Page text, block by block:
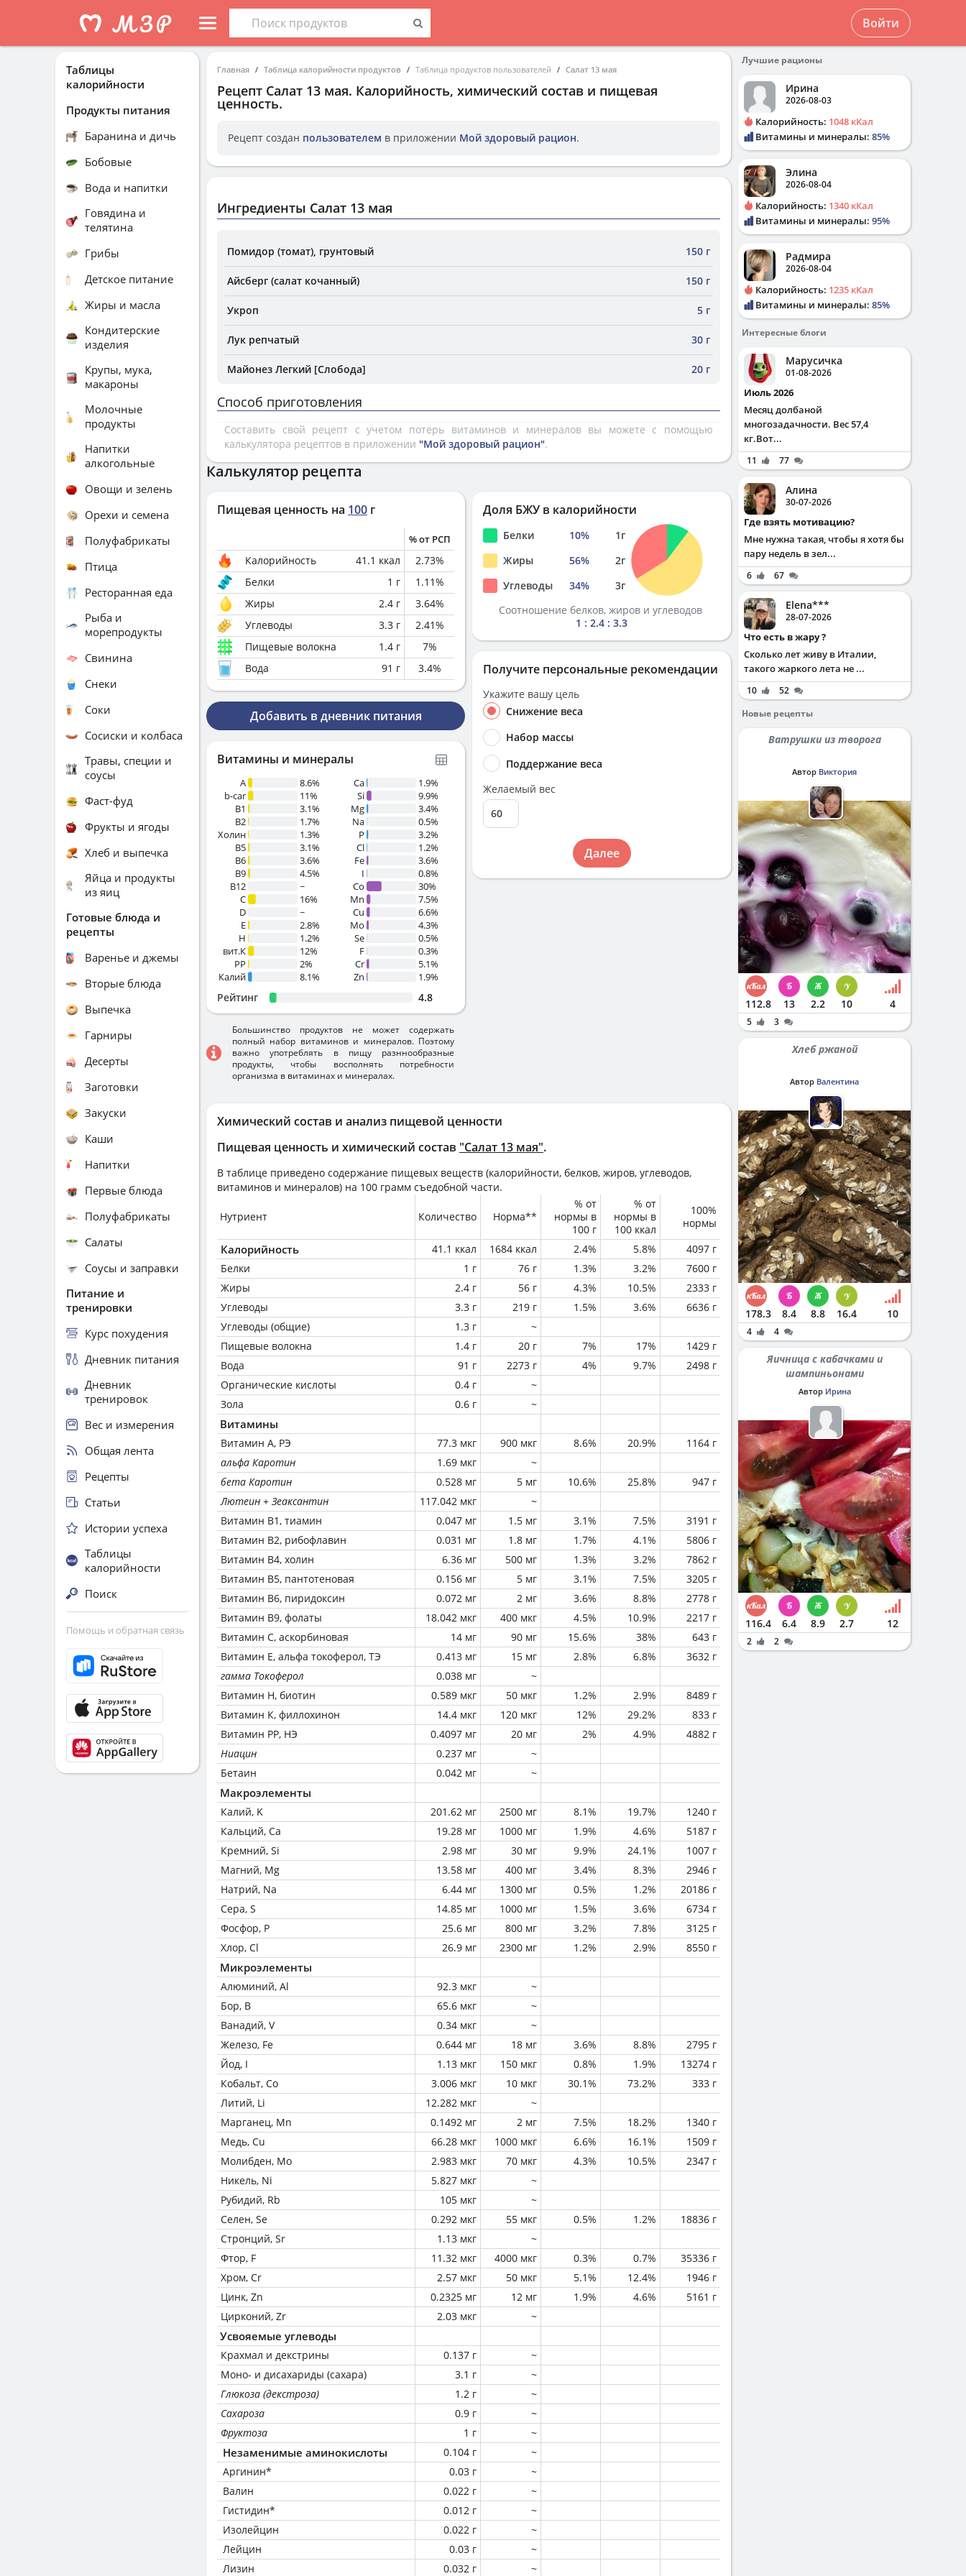
Войти
Главная Таблица калорийности продуктов Таблица продуктов пользователей Салат 13 мая
Рецепт Салат 13 мая. Калорийность, химический состав и пищевая
ценность.
Рецепт создан пользователем в приложении Мой здоровый рацион.
Ингредиенты Салат 13 мая
Помидор (томат), грунтовый 150 г
Айсберг (салат кочанный) 150 г
Укроп 5 г
Лук репчатый 30 г
Майонез Легкий [Слобода] 20 г
Способ приготовления
Составить свой рецепт с учетом потерь витаминов и минералов вы можете с помощью
калькулятора рецептов в приложении "Мой здоровый рацион".
Химический состав и анализ пищевой ценности
Пищевая ценность и химический состав "Салат 13 мая".
В таблице приведено содержание пищевых веществ (калорийности, белков, жиров, углеводов,
витаминов и минералов) на 100 грамм съедобной части.
Нутриент Количество Норма**
% от
нормы в
100 г
% от
нормы в
100 ккал
100%
нормы
Калорийность 41.1 ккал 1684 ккал 2.4% 5.8%
4097 г
Белки
1 г 76 г 1.3% 3.2%
7600 г
Жиры
2.4 г 56 г 4.3% 10.5%
2333 г
Углеводы
3.3 г 219 г 1.5% 3.6%
6636 г
Углеводы (общие)
1.3 г
~
Пищевые волокна
1.4 г 20 г 7% 17%
1429 г
Вода
91 г 2273 г 4% 9.7%
2498 г
Органические кислоты
0.4 г
~
Зола
0.6 г ~
Витамины
Витамин А, РЭ 77.3 мкг 900 мкг 8.6% 20.9%
1164 г
альфа Каротин
1.69 мкг
~
бета Каротин
0.528 мг 5 мг 10.6% 25.8%
947 г
Лютеин + Зеаксантин
117.042 мкг
~
Витамин В1, тиамин
0.047 мг 1.5 мг 3.1% 7.5%
3191 г
Витамин В2, рибофлавин
0.031 мг 1.8 мг 1.7% 4.1%
5806 г
Витамин В4, холин
6.36 мг 500 мг 1.3% 3.2%
7862 г
Витамин В5, пантотеновая
0.156 мг 5 мг 3.1% 7.5%
3205 г
Витамин В6, пиридоксин
0.072 мг 2 мг 3.6% 8.8%
2778 г
Витамин В9, фолаты
18.042 мкг 400 мкг 4.5% 10.9%
2217 г
Витамин C, аскорбиновая
14 мг 90 мг 15.6% 38%
643 г
Витамин Е, альфа токоферол, ТЭ
0.413 мг 15 мг 2.8% 6.8%
3632 г
гамма Токоферол
0.038 мг
~
Витамин Н, биотин
0.589 мкг 50 мкг 1.2% 2.9%
8489 г
Витамин К, филлохинон
14.4 мкг 120 мкг 12% 29.2%
833 г
Витамин РР, НЭ
0.4097 мг 20 мг 2% 4.9%
4882 г
Ниацин
0.237 мг
~
Бетаин
0.042 мг ~
Макроэлементы
Калий, K 201.62 мг 2500 мг 8.1% 19.7%
1240 г
Кальций, Ca
19.28 мг 1000 мг 1.9% 4.6%
5187 г
Кремний, Si
2.98 мг 30 мг 9.9% 24.1%
1007 г
Магний, Mg
13.58 мг 400 мг 3.4% 8.3%
2946 г
Натрий, Na
6.44 мг 1300 мг 0.5% 1.2%
20186 г
Сера, S
14.85 мг 1000 мг 1.5% 3.6%
6734 г
Фосфор, P
25.6 мг 800 мг 3.2% 7.8%
3125 г
Хлор, Cl
26.9 мг 2300 мг 1.2% 2.9% 8550 г
Микроэлементы
Алюминий, Al 92.3 мкг
~
Бор, B
65.6 мкг
~
Ванадий, V
0.34 мкг
~
Железо, Fe
0.644 мг 18 мг 3.6% 8.8%
2795 г
Йод, I
1.13 мкг 150 мкг 0.8% 1.9%
13274 г
Кобальт, Co
3.006 мкг 10 мкг 30.1% 73.2%
333 г
Литий, Li
12.282 мкг
~
Марганец, Mn
0.1492 мг 2 мг 7.5% 18.2%
1340 г
Медь, Cu
66.28 мкг 1000 мкг 6.6% 16.1%
1509 г
Молибден, Mo
2.983 мкг 70 мкг 4.3% 10.5%
2347 г
Никель, Ni
5.827 мкг
~
Рубидий, Rb
105 мкг
~
Селен, Se
0.292 мкг 55 мкг 0.5% 1.2%
18836 г
Стронций, Sr
1.13 мкг
~
Фтор, F
11.32 мкг 4000 мкг 0.3% 0.7%
35336 г
Хром, Cr
2.57 мкг 50 мкг 5.1% 12.4%
1946 г
Цинк, Zn
0.2325 мг 12 мг 1.9% 4.6%
5161 г
Цирконий, Zr
2.03 мкг ~
Усвояемые углеводы
Крахмал и декстрины 0.137 г
~
Моно- и дисахариды (сахара)
3.1 г
~
Глюкоза (декстроза)
1.2 г
~
Сахароза
0.9 г
~
Фруктоза
1 г ~
Незаменимые аминокислоты 0.104 г
~
Аргинин*
0.03 г
~
Валин
0.022 г
~
Гистидин*
0.012 г
~
Изолейцин
0.022 г
~
Лейцин
0.03 г
~
Лизин
0.032 г ~
Калькулятор рецепта
Пищевая ценность на 100 г
% от РСП
Калорийность 41.1 ккал 2.73%
Белки
1 г 1.11%
Жиры
2.4 г 3.64%
Углеводы
3.3 г 2.41%
Пищевые волокна
1.4 г 7%
Вода
91 г 3.4%
Добавить в дневник питания
Витамины и минералы
A
8.6%
b-car
11%
В1
3.1%
B2
1.7%
Холин
1.3%
B5
3.1%
B6
3.6%
B9
4.5%
B12
~
C
16%
D
~
E
2.8%
H
1.2%
вит.К
12%
PP
2%
Калий
8.1%
Ca
1.9%
Si
9.9%
Mg
3.4%
Na
0.5%
P
3.2%
Cl
1.2%
Fe
3.6%
I
0.8%
Co
30%
Mn
7.5%
Cu
6.6%
Mo
4.3%
Se
0.5%
F
0.3%
Cr
5.1%
Zn
1.9%
Рейтинг 4.8
Большинство продуктов не может содержать
полный набор витаминов и минералов. Поэтому
важно употреблять в пищу разннообразные
продукты, чтобы восполнять потребности
организма в витаминах и минералах.
Доля БЖУ в калорийности
Белки 10% 1г
Жиры
56% 2г
Углеводы
34% 3г
Соотношение белков, жиров и углеводов
1 : 2.4 : 3.3
Получите персональные рекомендации
Укажите вашу цель
Снижение веса
Набор массы
Поддержание веса
Желаемый вес
Далее
Таблицы
калорийности
Продукты питания
Баранина и дичь
Бобовые
Вода и напитки
Говядина и
телятина
Грибы
Детское питание
Жиры и масла
Кондитерские
изделия
Крупы, мука,
макароны
Молочные
продукты
Напитки
алкогольные
Овощи и зелень
Орехи и семена
Полуфабрикаты
Птица
Ресторанная еда
Рыба и
морепродукты
Свинина
Снеки
Соки
Сосиски и колбаса
Травы, специи и
соусы
Фаст-фуд
Фрукты и ягоды
Хлеб и выпечка
Яйца и продукты
из яиц
Готовые блюда и
рецепты
Варенье и джемы
Вторые блюда
Выпечка
Гарниры
Десерты
Заготовки
Закуски
Каши
Напитки
Первые блюда
Полуфабрикаты
Салаты
Соусы и заправки
Питание и
тренировки
Курс похудения
Дневник питания
Дневник
тренировок
Вес и измерения
Общая лента
Рецепты
Статьи
Истории успеха
Таблицы
калорийности
Поиск
Помощь и обратная связь
Лучшие рационы
Ирина
2026-08-03
Калорийность: 1048 кКал
Витамины и минералы: 85%
Элина
2026-08-04
Калорийность: 1340 кКал
Витамины и минералы: 95%
Радмира
2026-08-04
Калорийность: 1235 кКал
Витамины и минералы: 85%
Интересные блоги
Марусичка
01-08-2026
Июль 2026
Месяц долбаной
многозадачности. Вес 57,4
кг.Вот...
11 77
Алина
30-07-2026
Где взять мотивацию?
Мне нужна такая, чтобы я хотя бы
пару недель в зел...
6 67
Elena***
28-07-2026
Что есть в жару ?
Сколько лет живу в Италии,
такого жаркого лета не ...
10
52
Новые рецепты
Ватрушки из творога
Автор Виктория
112.8 13 2.2 10 4
5 3
Хлеб ржаной
Автор Валентина
178.3 8.4 8.8 16.4 10
4 4
Яичница с кабачками и
шампиньонами
Автор Ирина
116.4 6.4 8.9 2.7 12
2 2